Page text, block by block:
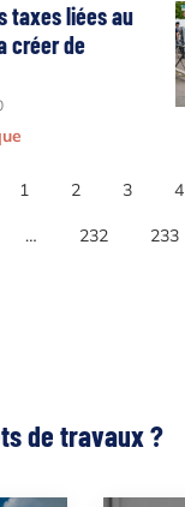
taxes liées au
créer de
1 2 3 4
… 232 233
de travaux ?